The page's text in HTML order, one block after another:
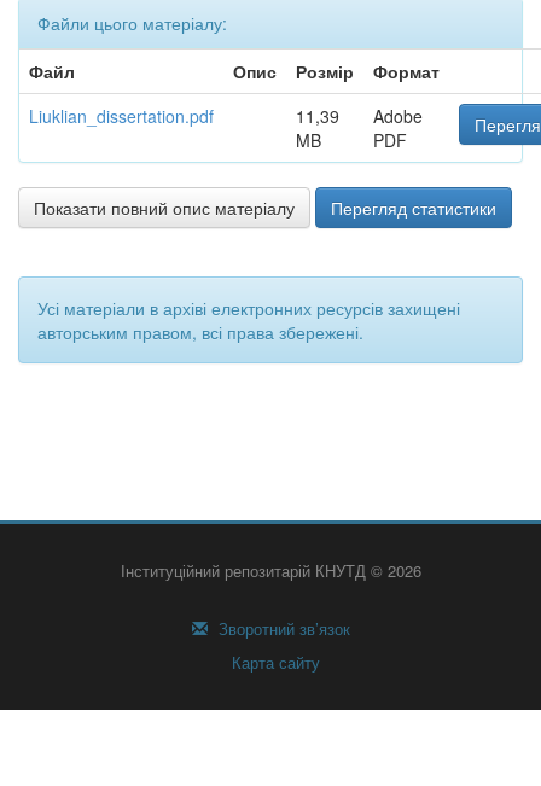
Файли цього матеріалу:
Файл
Опис Розмір
Формат
Liuklian_dissertation.pdf
11,39
MB
Adobe
PDF
Показати повний опис матеріалу Перегляд статистики
Усі матеріали в архіві електронних ресурсів захищені
авторським правом, всі права збережені.
Інституційний репозитарій КНУТД © 2026
Зворотний зв’язок
Карта сайту